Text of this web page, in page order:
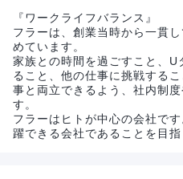
『ワークライフバランス』
フラーは、創業当時から一貫
めています。
家族との時間を過ごすこと、
ること、他の仕事に挑戦する
事と両立できるよう、社内制
す。
フラーはヒトが中心の会社で
躍できる会社であることを目指